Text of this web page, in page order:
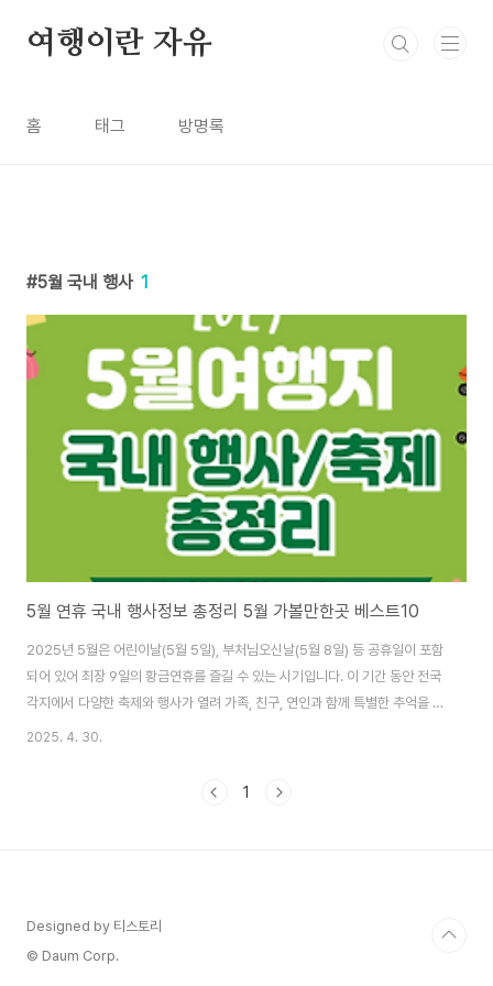
여행이란 자유
홈 태그 방명록
5월 국내 행사 1
5월 연휴 국내 행사정보 총정리 5월 가볼만한곳 베스트10
2025년 5월은 어린이날(5월 5일), 부처님오신날(5월 8일) 등 공휴일이 포함
되어 있어 최장 9일의 황금연휴를 즐길 수 있는 시기입니다. 이 기간 동안 전국
각지에서 다양한 축제와 행사가 열려 가족, 친구, 연인과 함께 특별한 추억을 만
들기에 안성맞춤입니다. 5월 연휴 국내 행사정보 총정리해보았습니다. 가족들
보시기 바랍니다 🌸 2025년 5월 연휴 전국 주요 행사 일정1. 고양국제꽃박람
2025. 4. 30.
1
Designed by 티스토리
© Daum Corp.